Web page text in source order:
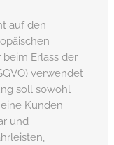
auf den
Erlass der
verwendet
soll sowohl
Kunden
und